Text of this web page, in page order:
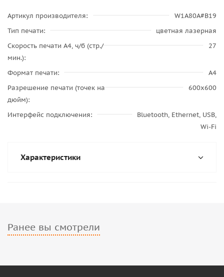
Артикул производителя
W1A80A#B19
Тип печати
цветная лазерная
Скорость печати A4, ч/б (стр./
мин.)
27
Формат печати
A4
Разрешение печати (точек на
дюйм)
600x600
Интерфейс подключения
Bluetooth, Ethernet, USB,
Wi-Fi
Характеристики
Ранее вы смотрели